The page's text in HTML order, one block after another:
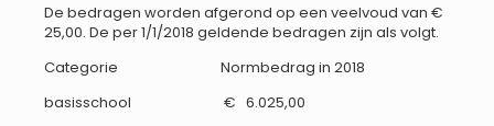
De bedragen worden afgerond op een veelvoud van €
25,00. De per 1/1/2018 geldende bedragen zijn als volgt.
Categorie Normbedrag in 2018
basisschool € 6.025,00